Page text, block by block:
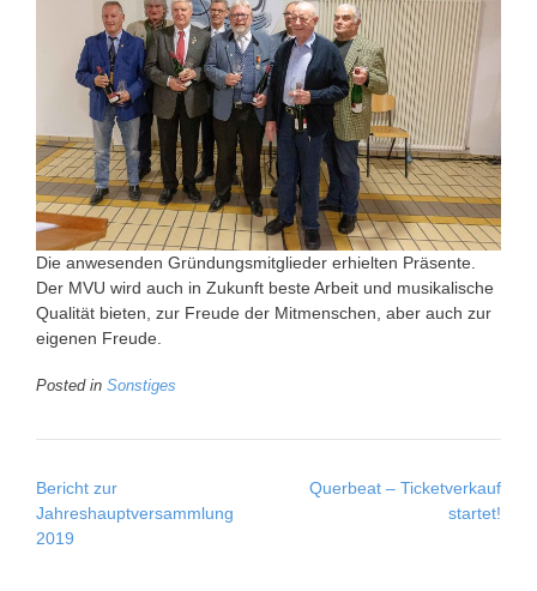
Die anwesenden Gründungsmitglieder erhielten Präsente.
Der MVU wird auch in Zukunft beste Arbeit und musikalische
Qualität bieten, zur Freude der Mitmenschen, aber auch zur
eigenen Freude.
Posted in Sonstiges
Post
navigation
Bericht zur
Jahreshauptversammlung
2019
Querbeat – Ticketverkauf
startet!